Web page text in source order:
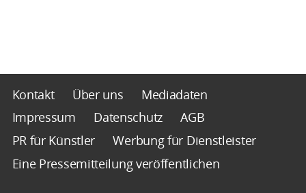
Kontakt Über uns
Mediadaten
Impressum
Datenschutz
AGB
PR für Künstler
Werbung für Dienstleister
Eine Pressemitteilung veröffentlichen